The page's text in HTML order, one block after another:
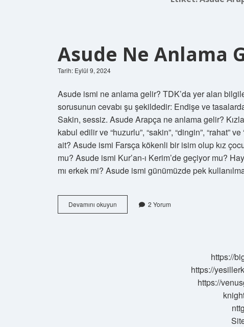
Asude Ne Anlama
Tarih: Eylül 9, 2024
Asude ismi ne anlama gelir? TDK’da yer alan
sorusunun cevabı şu şekildedir: Endişe ve
Sakin, sessiz. Asude Arapça ne anlama gelir?
kabul edilir ve “huzurlu”, “sakin”, “dingin”, “rahat”
ait? Asude ismi Farsça kökenli bir isim olup kız
mu? Asude ismi Kur’an-ı Kerim’de geçiyor mu?
mı erkek mi? Asude ismi günümüzde pek
Devamını okuyun
Ne
2 Yorum
https://
https://
https://